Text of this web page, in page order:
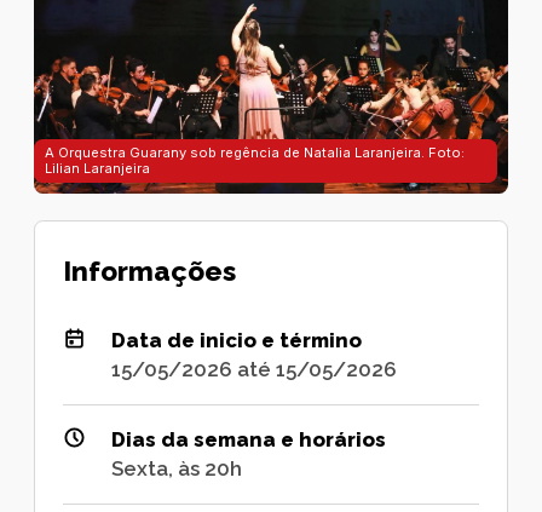
A Orquestra Guarany sob regência de Natalia Laranjeira. Foto:
Lilian Laranjeira
Informações
Data de inicio e término
15/05/2026 até 15/05/2026
Dias da semana e horários
Sexta, às 20h